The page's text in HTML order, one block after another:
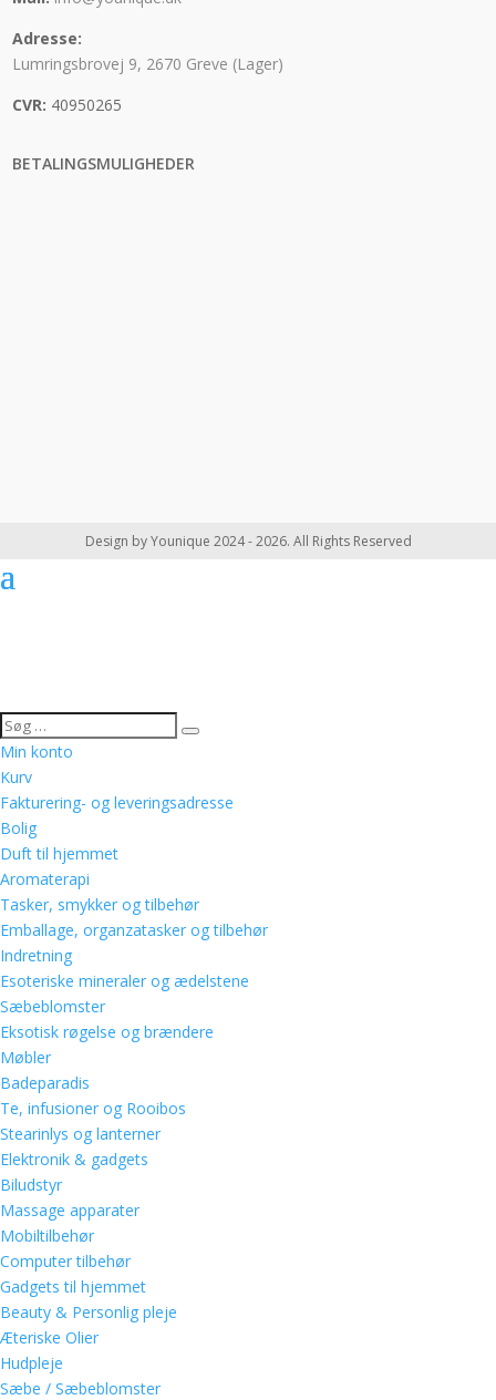
Adresse:
Lumringsbrovej 9, 2670 Greve (Lager)
CVR: 40950265
BETALINGSMULIGHEDER
Design by Younique 2024 - 2026. All Rights Reserved
Min konto
Kurv
Fakturering- og leveringsadresse
Bolig
Duft til hjemmet
Aromaterapi
Tasker, smykker og tilbehør
Emballage, organzatasker og tilbehør
Indretning
Esoteriske mineraler og ædelstene
Sæbeblomster
Eksotisk røgelse og brændere
Møbler
Badeparadis
Te, infusioner og Rooibos
Stearinlys og lanterner
Elektronik & gadgets
Biludstyr
Massage apparater
Mobiltilbehør
Computer tilbehør
Gadgets til hjemmet
Beauty & Personlig pleje
Æteriske Olier
Hudpleje
Sæbe / Sæbeblomster